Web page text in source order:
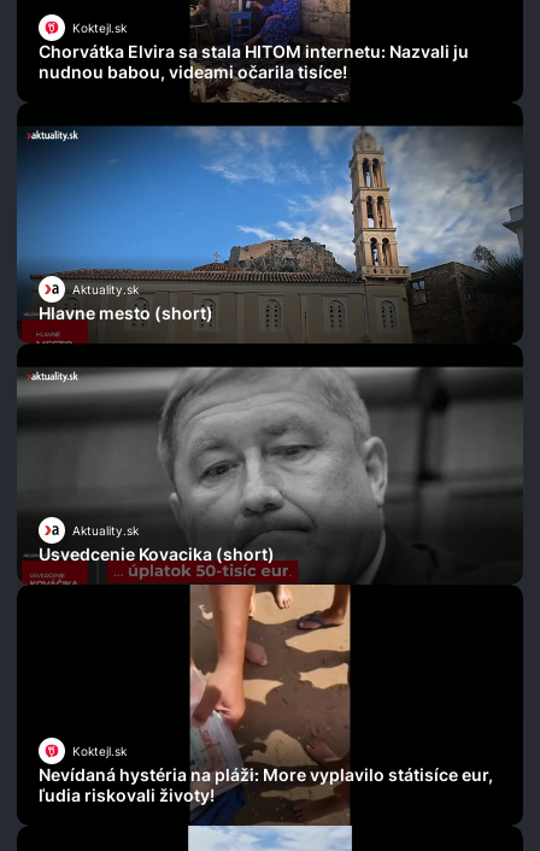
Koktejl.sk
Chorvátka Elvira sa stala HITOM internetu: Nazvali ju
nudnou babou, videami očarila tisíce!
Aktuality.sk
Hlavne mesto (short)
Aktuality.sk
Usvedcenie Kovacika (short)
Koktejl.sk
Nevídaná hystéria na pláži: More vyplavilo státisíce eur,
ľudia riskovali životy!